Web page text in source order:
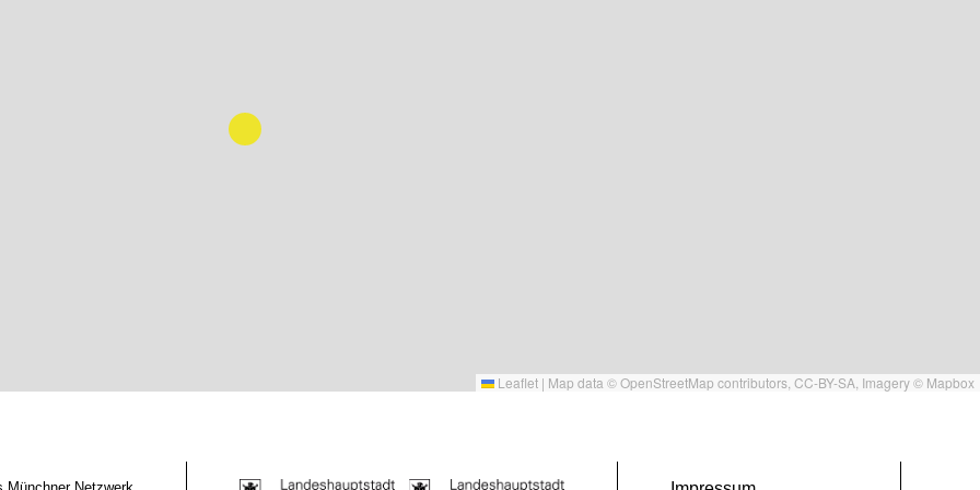
Leaflet | Map data ©OpenStreetMap contributors, CC-BY-SA , Imagery © Mapbox